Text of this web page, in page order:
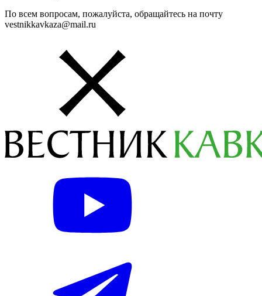
По всем вопросам, пожалуйста, обращайтесь на почту
vestnikkavkaza@mail.ru